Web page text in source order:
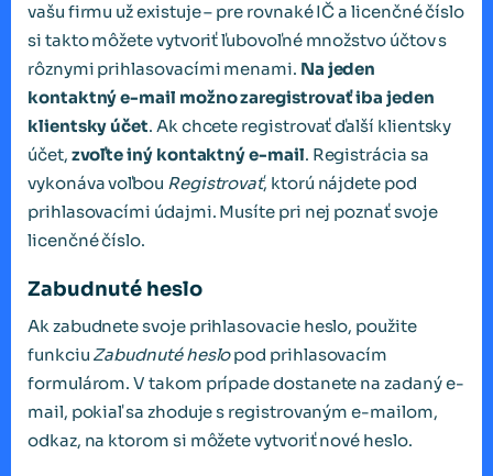
vašu firmu už existuje – pre rovnaké IČ a licenčné číslo
si takto môžete vytvoriť ľubovoľné množstvo účtov s
rôznymi prihlasovacími menami. Na jeden
kontaktný e-mail možno zaregistrovať iba jeden
klientsky účet. Ak chcete registrovať ďalší klientsky
účet, zvoľte iný kontaktný e-mail. Registrácia sa
vykonáva voľbou Registrovať, ktorú nájdete pod
prihlasovacími údajmi. Musíte pri nej poznať svoje
licenčné číslo.
Zabudnuté heslo
Ak zabudnete svoje prihlasovacie heslo, použite
funkciu Zabudnuté heslopod prihlasovacím
formulárom. V takom prípade dostanete na zadaný e-
mail, pokiaľ sa zhoduje s registrovaným e-mailom,
odkaz, na ktorom si môžete vytvoriť nové heslo.